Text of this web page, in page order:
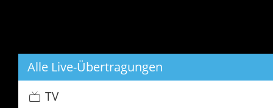
Alle Live-Übertragungen
TV